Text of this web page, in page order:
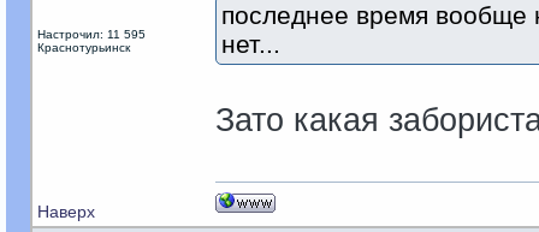
Настрочил: 11 595
Краснотурьинск
последнее время вообще
нет...
Зато какая
Наверх